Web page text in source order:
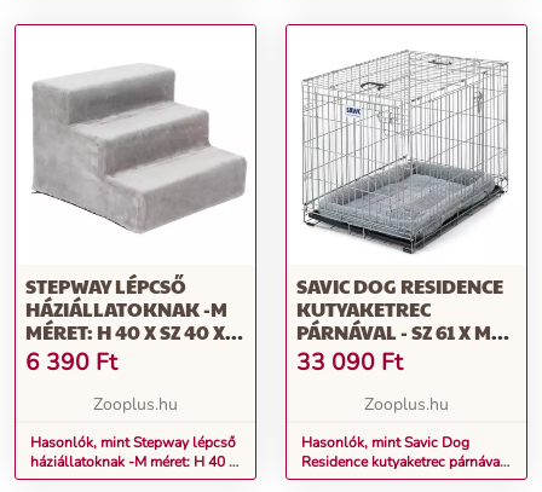
STEPWAY LÉPCSŐ
HÁZIÁLLATOKNAK -M
MÉRET: H 40 X SZ 40 X M
30 CM
6 390 Ft
Zooplus.hu
Hasonlók, mint Stepway lépcső
háziállatoknak -M méret: H 40 x
Sz 40 x M 30 cm
SAVIC DOG RESIDENCE
KUTYAKETREC
PÁRNÁVAL - SZ 61 X MÉ
91 X MA 71 CM
33 090 Ft
Zooplus.hu
Hasonlók, mint Savic Dog
Residence kutyaketrec párnával
- Sz 61 x Mé 91 x Ma 71 cm